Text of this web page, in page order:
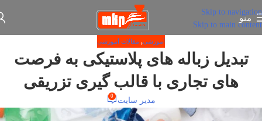
Skip to navigation
Skip to main content
منو
آموزشی, مقالات آموزشی
تبدیل زباله های پلاستیکی به فرصت
های تجاری با قالب گیری تزریقی
مدیر سایت 0